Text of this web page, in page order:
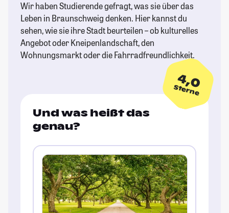
Wir haben Studierende gefragt, was sie über das
Leben in Braunschweig denken. Hier kannst du
sehen, wie sie ihre Stadt beurteilen – ob kulturelles
Angebot oder Kneipenlandschaft, den
Wohnungsmarkt oder die Fahrradfreundlichkeit.
4,0
Sterne
Und was heißt das
genau?